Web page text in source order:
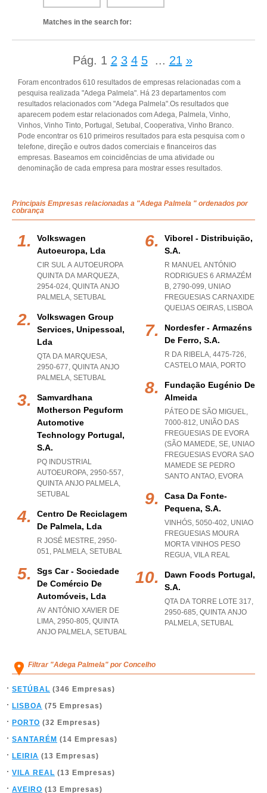
Matches in the search for:
Pág. 1 2 3 4 5 ... 21 »
Foram encontrados 610 resultados de empresas relacionadas com a
pesquisa realizada "Adega Palmela". Há 23 departamentos com
resultados relacionados com "Adega Palmela".Os resultados que
aparecem podem estar relacionados com Adega, Palmela, Vinho,
Vinhos, Vinho Tinto, Portugal, Setubal, Cooperativa, Vinho Branco.
Pode encontrar os 610 primeiros resultados para esta pesquisa com o
telefone, direção e outros dados comerciais e financeiros das
empresas. Baseamos em coincidências de uma atividade ou
denominação de cada empresa para mostrar esses resultados.
Principais Empresas relacionadas a "Adega Palmela " ordenados por
cobrança
Volkswagen
Autoeuropa, Lda
CIR SUL A AUTOEUROPA
QUINTA DA MARQUEZA,
2954-024, QUINTA ANJO
PALMELA, SETUBAL
Volkswagen Group
Services, Unipessoal,
Lda
QTA DA MARQUESA,
2950-677, QUINTA ANJO
PALMELA, SETUBAL
Samvardhana
Motherson Peguform
Automotive
Technology Portugal,
S.a.
PQ INDUSTRIAL
AUTOEUROPA, 2950-557,
QUINTA ANJO PALMELA,
SETUBAL
Centro De Reciclagem
De Palmela, Lda
R JOSÉ MESTRE, 2950-
051, PALMELA, SETUBAL
Sgs Car - Sociedade
De Comércio De
Automóveis, Lda
AV ANTÓNIO XAVIER DE
LIMA, 2950-805, QUINTA
ANJO PALMELA, SETUBAL
Viborel - Distribuição,
S.a.
R MANUEL ANTÓNIO
RODRIGUES 6 ARMAZÉM
B, 2790-099, UNIAO
FREGUESIAS CARNAXIDE
QUEIJAS OEIRAS, LISBOA
Nordesfer - Armazéns
De Ferro, S.a.
R DA RIBELA, 4475-726,
CASTELO MAIA, PORTO
Fundação Eugénio De
Almeida
PÁTEO DE SÃO MIGUEL,
7000-812, UNIÃO DAS
FREGUESIAS DE EVORA
(SÃO MAMEDE, SE, UNIAO
FREGUESIAS EVORA SAO
MAMEDE SE PEDRO
SANTO ANTAO, EVORA
Casa Da Fonte-
Pequena, S.a.
VINHÓS, 5050-402, UNIAO
FREGUESIAS MOURA
MORTA VINHOS PESO
REGUA, VILA REAL
Dawn Foods Portugal,
S.a.
QTA DA TORRE LOTE 317,
2950-685, QUINTA ANJO
PALMELA, SETUBAL
Filtrar "Adega Palmela" por Concelho
SETÚBAL (346 Empresas)
LISBOA (75 Empresas)
PORTO (32 Empresas)
SANTARÉM (14 Empresas)
LEIRIA (13 Empresas)
VILA REAL (13 Empresas)
AVEIRO (13 Empresas)